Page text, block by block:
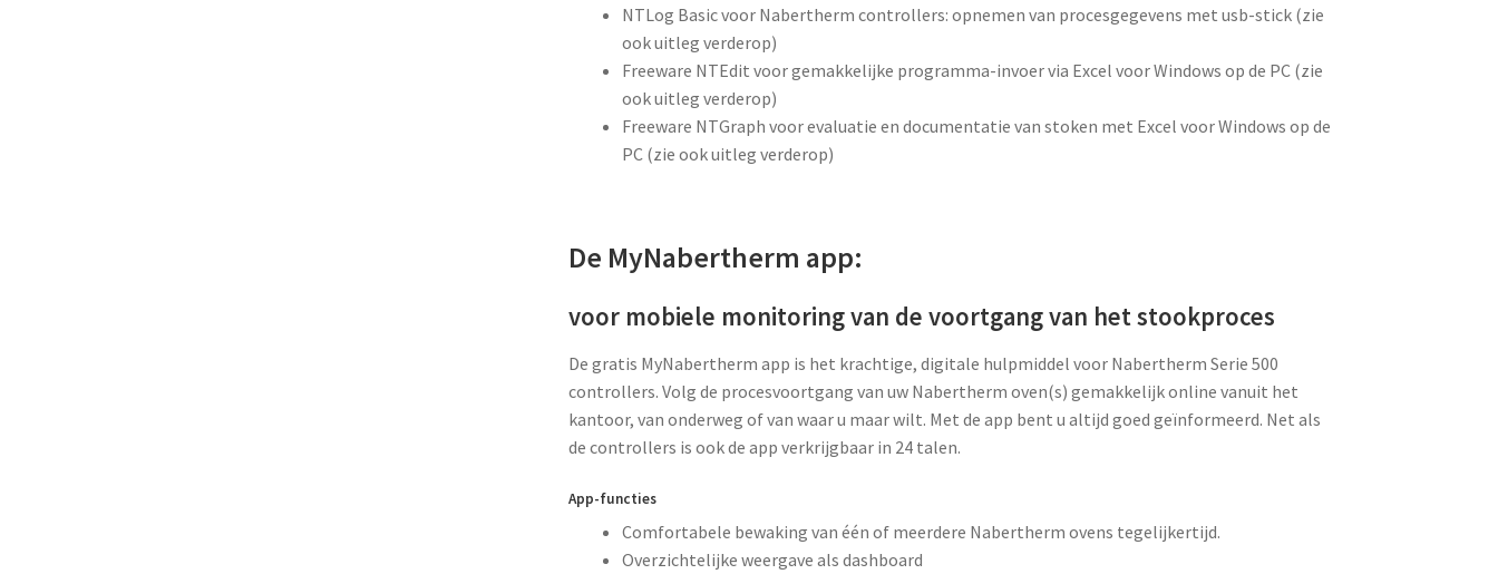
NTLog Basic voor Nabertherm controllers: opnemen van procesgegevens met usb-stick (zie
ook uitleg verderop)
Freeware NTEdit voor gemakkelijke programma-invoer via Excel voor Windows op de PC (zie
ook uitleg verderop)
Freeware NTGraph voor evaluatie en documentatie van stoken met Excel voor Windows op de
PC (zie ook uitleg verderop)
De MyNabertherm app:
voor mobiele monitoring van de voortgang van het stookproces
De gratis MyNabertherm app is het krachtige, digitale hulpmiddel voor Nabertherm Serie 500
controllers. Volg de procesvoortgang van uw Nabertherm oven(s) gemakkelijk online vanuit het
kantoor, van onderweg of van waar u maar wilt. Met de app bent u altijd goed geïnformeerd. Net als
de controllers is ook de app verkrijgbaar in 24 talen.
App-functies
Comfortabele bewaking van één of meerdere Nabertherm ovens tegelijkertijd.
Overzichtelijke weergave als dashboard